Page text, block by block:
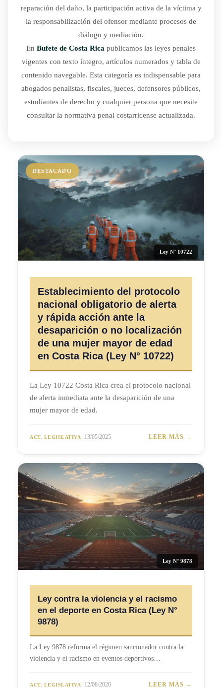
reparación del daño, la participación activa de la víctima y
la responsabilización del ofensor mediante procesos de
diálogo y mediación.
En Bufete de Costa Rica publicamos las leyes penales
vigentes con texto íntegro, artículos numerados y tabla de
contenido navegable. Esta categoría es indispensable para
abogados penalistas, fiscales, jueces, defensores públicos,
estudiantes de derecho y cualquier persona que necesite
consultar la normativa penal costarricense actualizada.
DESTACADO
Ley N° 10722
Establecimiento del protocolo
nacional obligatorio de alerta
y rápida acción ante la
desaparición o no localización
de una mujer mayor de edad
en Costa Rica (Ley N° 10722)
La Ley 10722 Costa Rica crea el protocolo nacional
de alerta inmediata ante la desaparición de una
mujer mayor de edad.
ACT. LEGISLATIVA 13/05/2025 LEER MÁS →
Ley N° 9878
Ley contra la violencia y el racismo
en el deporte en Costa Rica (Ley N°
9878)
La Ley 9878 reforma el régimen sancionador contra la
violencia y el racismo en eventos deportivos…
ACT. LEGISLATIVA 12/08/2020 LEER MÁS →